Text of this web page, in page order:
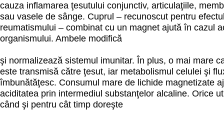
cauza inflamarea ţesutului conjunctiv, articulaţiile,
sau vasele de sânge. Cuprul – recunoscut pentru
reumatismului – combinat cu un magnet ajută în cazul
organismului. Ambele modifică
şi normalizează sistemul imunitar. În plus, o mai mare
este transmisă către ţesut, iar metabolismul celulei şi
îmbunătăţesc. Consumul mare de lichide magnetizate
aciditatea prin intermediul substanţelor alcaline. Orice
când şi pentru cât timp doreşte